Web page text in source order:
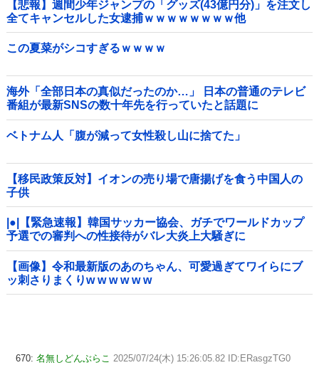
【悲報】週間少年ジャンプの「グッズ(43億円分)」を注文し
全てキャンセルした女逮捕ｗｗｗｗｗｗｗｗ他
この夏菜がシコすぎるｗｗｗｗ
海外「全部日本の真似だったのか…」 日本の普通のテレビ
番組が最新SNSの数十年先を行っていたと話題に
ベトナム人「腹が減って女性殺し山に捨てた」
【移民政策反対】イオンの売り場で唐揚げを食う中国人の
子供
|●|【緊急速報】韓国サッカー協会、ガチでワールドカップ
予選での審判への性接待がバレ大炎上大騒ぎに
【画像】令和最新版のあのちゃん、可愛過ぎてワイらにブ
ッ刺さりまくりw w w w w w
670: 名無しどんぶらこ 2025/07/24(木) 15:26:05.82 ID:ERasgzTG0